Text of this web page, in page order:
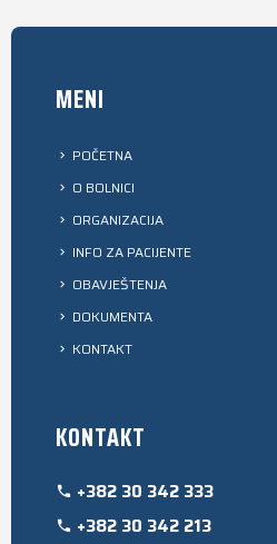
MENI
POČETNA
O BOLNICI
ORGANIZACIJA
INFO ZA PACIJENTE
OBAVJEŠTENJA
DOKUMENTA
KONTAKT
KONTAKT
+382 30 342 333
+382 30 342 213